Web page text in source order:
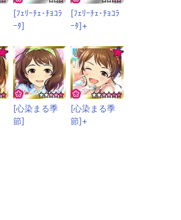
[ﾌｪﾘｰﾁｪ･ﾁｮｺﾗ
ｰﾀ]
[ﾌｪﾘｰﾁｪ･ﾁｮｺﾗ
ｰﾀ]+
[心染まる季
節]
[心染まる季
節]+